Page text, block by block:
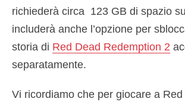
richiederà circa 123 GB di spazio
includerà anche l’opzione per
storia di Red Dead Redemption 2
separatamente.
Vi ricordiamo che per giocare a